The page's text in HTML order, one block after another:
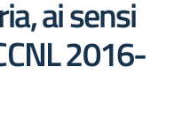
ai sensi
2016-